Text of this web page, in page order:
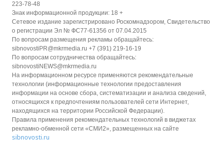
223-78-48
Знак информационной продукции: 18 +
Сетевое издание зарегистрировано Роскомнадзором, Свидетельство
о регистрации Эл № ФС77-61356 от 07.04.2015
По вопросам размещения рекламы обращайтесь:
sibnovostiPR@mkrmedia.ru +7 (391) 219-16-19
По вопросам сотрудничества обращайтесь:
sibnovostiNEWS@mkrmedia.ru
На информационном ресурсе применяются рекомендательные
технологии (информационные технологии предоставления
информации на основе сбора, систематизации и анализа сведений,
относящихся к предпочтениям пользователей сети Интернет,
находящихся на территории Российской Федерации).
Правила применения рекомендательных технологий в виджетах
рекламно-обменной сети «СМИ2», размещенных на сайте
sibnovosti.ru